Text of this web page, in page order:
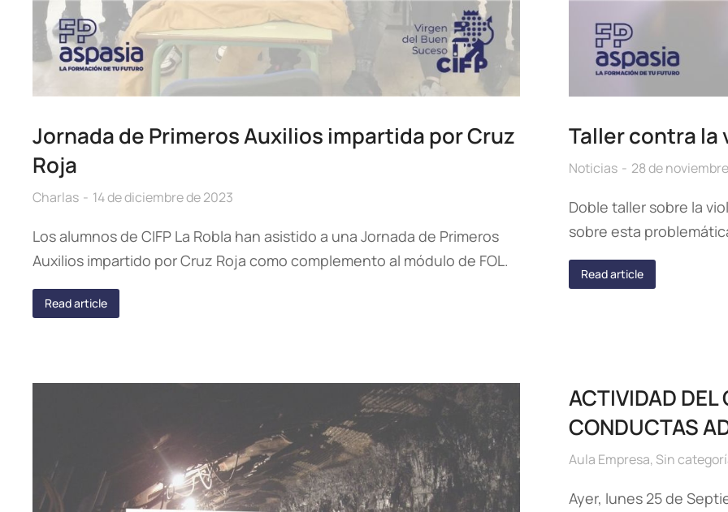
Jornada de Primeros Auxilios impartida por Cruz
Roja
Charlas 14 de diciembre de 2023
Los alumnos de CIFP La Robla han asistido a una Jornada de Primeros
Auxilios impartido por Cruz Roja como complemento al módulo de FOL.
Read article
Taller contra la
Noticias 28 de
Doble taller sobre la
sobre esta
Read article
ACTIVIDAD DEL
CONDUCTAS
Aula Empresa,Sin
Ayer, lunes 25 de